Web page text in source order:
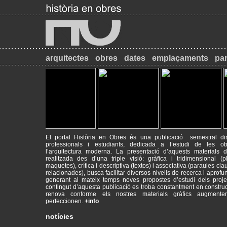
arquitectes obres dates emplaçaments
El portal Història en Obres és una publicació semestral
professionals i estudiants, dedicada a l’estudi de les
l’arquitectura moderna. La presentació d’aquests materials
realitzada des d’una triple visió: gràfica i tridimensional
maquetes), crítica i descriptiva (textos) i associativa (paraules
relacionades), busca facilitar diversos nivells de recerca i
generant al mateix temps noves propostes d’estudi dels
contingut d’aquesta publicació es troba constantment en
renova conforme els nostres materials gràfics
perfeccionen. +info
notícies
2017-09-18Máster de Restauración de Monumentos
PATRIMONI - RESTAURACIÓ - HISTÒRIA
2014-09-26INICI DE CURS ACADÈMIC
Animeu-vos a visitar el web del Màster de Restauració de